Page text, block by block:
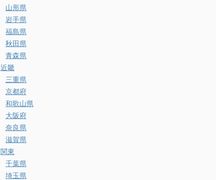
山形県
岩手県
福島県
秋田県
青森県
近畿
三重県
京都府
和歌山県
大阪府
奈良県
滋賀県
関東
千葉県
埼玉県